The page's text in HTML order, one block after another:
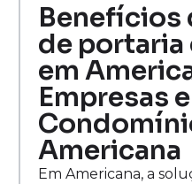
Benefícios
de portaria
em
Empresas e
Americana
Em Americana, a